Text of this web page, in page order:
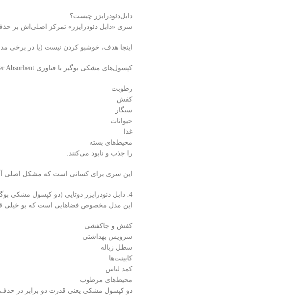
دابل‌دئودرایزر چیست؟
سری «دابل دئودرایزر» تمرکز اصلی‌اش بر
اینجا هدف، خوشبو کردن نیست (یا در برخی
کپسول‌های مشکی بوگیر با فناوری Super Absorbent بوهای:
رطوبت
کفش
سیگار
حیوانات
غذا
محیط‌های بسته
را جذب و نابود می‌کنند.
این سری برای کسانی است که مشکل اصلی
4. دابل دئودرایزر دوتایی (دو کپسول مشکی بوگیر)
این مدل مخصوص فضاهایی است که بو خیلی
کفش و جاکفشی
سرویس بهداشتی
سطل زباله
کابینت‌ها
کمد لباس
محیط‌های مرطوب
دو کپسول مشکی یعنی قدرت دو برابر در حذف